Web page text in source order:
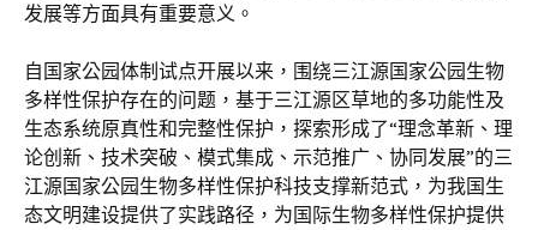
发展等方面具有重要意义。
自国家公园体制试点开展以来，围绕三江源国家公园生物
多样性保护存在的问题，基于三江源区草地的多功能性及
生态系统原真性和完整性保护，探索形成了“理念革新、理
论创新、技术突破、模式集成、示范推广、协同发展”的三
江源国家公园生物多样性保护科技支撑新范式，为我国生
态文明建设提供了实践路径，为国际生物多样性保护提供